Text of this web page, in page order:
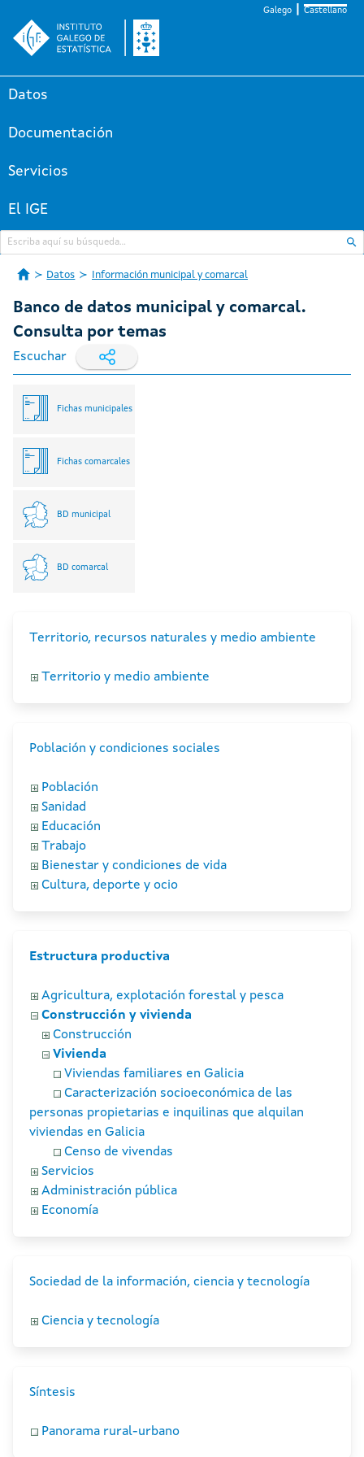
Galego Castellano
Datos
Documentación
Servicios
El IGE
Datos Información municipal y comarcal
Banco de datos municipal y comarcal.
Consulta por temas
Escuchar
Fichas municipales
Fichas comarcales
BD municipal
BD comarcal
Territorio, recursos naturales y medio ambiente
Territorio y medio ambiente
Población y condiciones sociales
Población
Sanidad
Educación
Trabajo
Bienestar y condiciones de vida
Cultura, deporte y ocio
Estructura productiva
Agricultura, explotación forestal y pesca
Construcción y vivienda
Construcción
Vivienda
Viviendas familiares en Galicia
Caracterización socioeconómica de las
personas propietarias e inquilinas que alquilan
viviendas en Galicia
Censo de vivendas
Servicios
Administración pública
Economía
Sociedad de la información, ciencia y tecnología
Ciencia y tecnología
Síntesis
Panorama rural-urbano